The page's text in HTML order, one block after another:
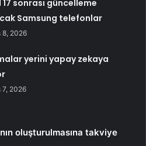
sonrası güncelleme
Samsung telefonlar
8, 2026
yerini yapay zekaya
7, 2026
oluşturulmasına takviye